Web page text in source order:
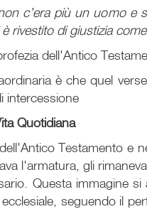
c’era più un uomo e
rivestito di giustizia
dell'Antico
è che quel
intercessione
Quotidiana
Testamento e
l'armatura, gli
Questa immagine
seguendo il